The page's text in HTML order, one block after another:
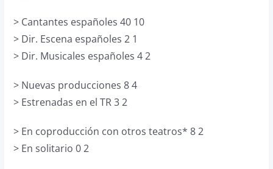
> Cantantes españoles 40 10
> Dir. Escena españoles 2 1
> Dir. Musicales españoles 4 2
> Nuevas producciones 8 4
> Estrenadas en el TR 3 2
> En coproducción con otros teatros* 8 2
> En solitario 0 2